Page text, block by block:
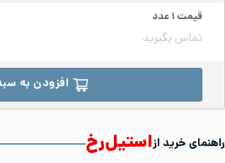
قیمت ۱عدد
تماس بگیرید
افزودن به
راهنمای خرید ازاستیل‌رخ